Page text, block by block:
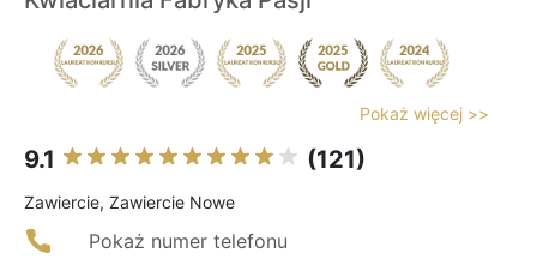
Pokaż więcej >>
9.1 (121)
Zawiercie, Zawiercie Nowe
Pokaż numer telefonu